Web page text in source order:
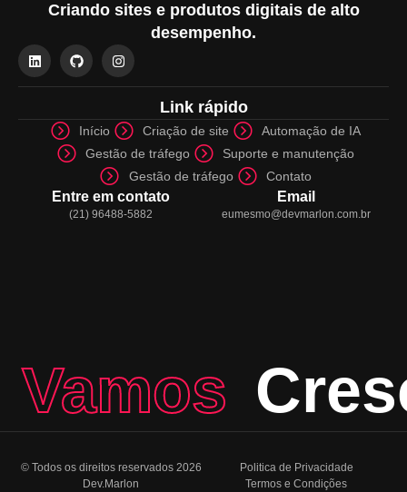
Criando sites e produtos digitais de alto
desempenho.
Link rápido
Início Criação de site
Automação de IA
Gestão de tráfego
Suporte e manutenção
Gestão de tráfego
Contato
Entre em contato
(21) 96488-5882
Email
eumesmo@devmarlon.com.br
Vamos
© Todos os direitos reservados 2026
Dev.Marlon
Politica de Privacidade
Termos e Condições